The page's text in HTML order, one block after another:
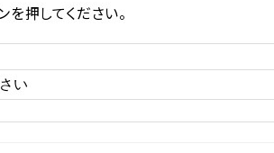
押してください。